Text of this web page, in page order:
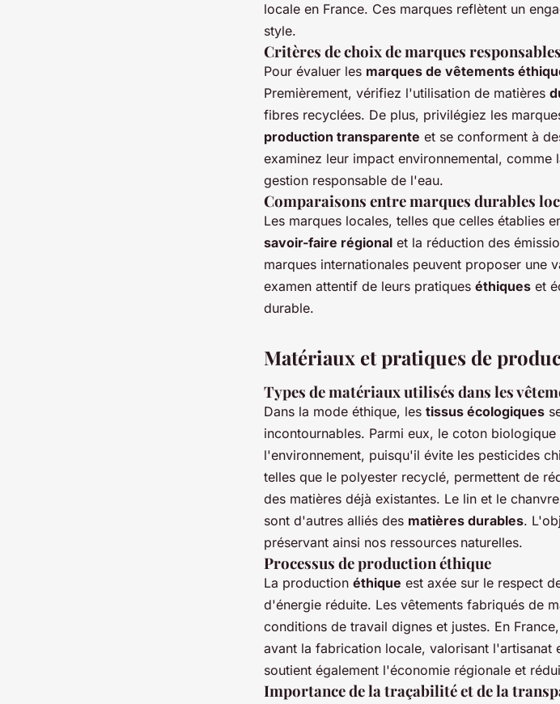
locale en France. Ces marques reflètent un
style.
Critères de choix de marques responsables
Pour évaluer les marques de vêtements
Premièrement, vérifiez l'utilisation de matières
fibres recyclées. De plus, privilégiez les
production transparente et se conforment à
examinez leur impact environnemental,
gestion responsable de l'eau.
Comparaisons entre marques durables
Les marques locales, telles que celles établies
savoir-faire régional et la réduction des
marques internationales peuvent proposer une
examen attentif de leurs pratiques éthiques et
durable.
Matériaux et pratiques de
Types de matériaux utilisés dans les
Dans la mode éthique, les tissus écologiques
incontournables. Parmi eux, le coton
l'environnement, puisqu'il évite les pesticides
telles que le polyester recyclé, permettent de
des matières déjà existantes. Le lin et le
sont d'autres alliés des matières durables.
préservant ainsi nos ressources naturelles.
Processus de production éthique
La production éthique est axée sur le respect
d'énergie réduite. Les vêtements fabriqués de
conditions de travail dignes et justes. En
avant la fabrication locale, valorisant l'artisanat
soutient également l'économie régionale et
Importance de la traçabilité et de la